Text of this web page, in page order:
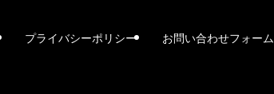
プライバシーポリシー お問い合わせフォーム